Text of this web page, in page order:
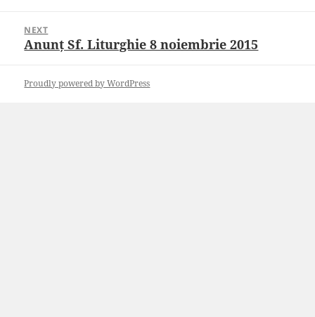
NEXT
Next
Anunț Sf. Liturghie 8 noiembrie 2015
Proudly powered by WordPress